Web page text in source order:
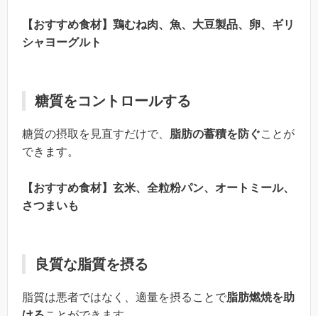
【おすすめ食材】鶏むね肉、魚、大豆製品、卵、ギリ
シャヨーグルト
糖質をコントロールする
糖質の摂取を見直すだけで、 脂肪の蓄積を防ぐことが
できます。
【おすすめ食材】玄米、全粒粉パン、オートミール、
さつまいも
良質な脂質を摂る
脂質は悪者ではなく、適量を摂ることで脂肪燃焼を助